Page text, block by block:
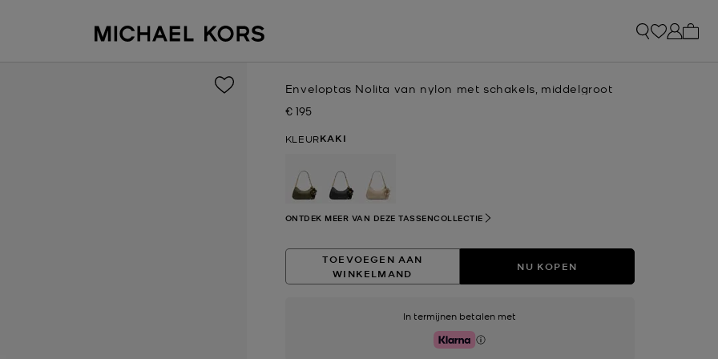
Enveloptas Nolita van nylon met schakels, middelgroot
Nu
€ 195
KLEURKAKI
geselecteerd
ONTDEK MEER VAN DEZE TASSENCOLLECTIE
TOEVOEGEN AAN
WINKELMAND
NU KOPEN
In termijnen betalen met
Klarna